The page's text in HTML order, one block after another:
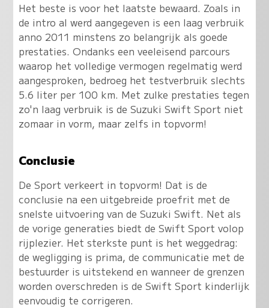
Het beste is voor het laatste bewaard. Zoals in
de intro al werd aangegeven is een laag verbruik
anno 2011 minstens zo belangrijk als goede
prestaties. Ondanks een veeleisend parcours
waarop het volledige vermogen regelmatig werd
aangesproken, bedroeg het testverbruik slechts
5.6 liter per 100 km. Met zulke prestaties tegen
zo'n laag verbruik is de Suzuki Swift Sport niet
zomaar in vorm, maar zelfs in topvorm!
Conclusie
De Sport verkeert in topvorm! Dat is de
conclusie na een uitgebreide proefrit met de
snelste uitvoering van de Suzuki Swift. Net als
de vorige generaties biedt de Swift Sport volop
rijplezier. Het sterkste punt is het weggedrag:
de wegligging is prima, de communicatie met de
bestuurder is uitstekend en wanneer de grenzen
worden overschreden is de Swift Sport kinderlijk
eenvoudig te corrigeren.